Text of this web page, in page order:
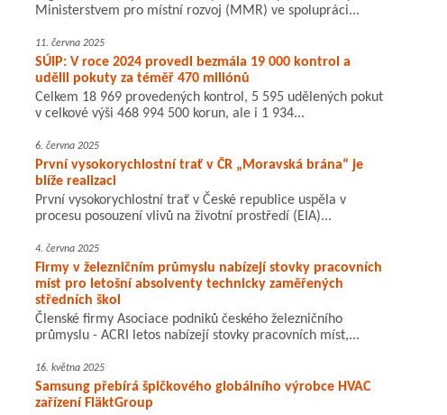
Ministerstvem pro místní rozvoj (MMR) ve spolupráci...
11. června 2025
SÚIP: V roce 2024 provedl bezmála 19 000 kontrol a
udělil pokuty za téměř 470 miliónů
Celkem 18 969 provedených kontrol, 5 595 udělených pokut
v celkové výši 468 994 500 korun, ale i 1 934...
6. června 2025
První vysokorychlostní trať v ČR „Moravská brána“ je
blíže realizaci
První vysokorychlostní trať v České republice uspěla v
procesu posouzení vlivů na životní prostředí (EIA)...
4. června 2025
Firmy v železničním průmyslu nabízejí stovky pracovních
míst pro letošní absolventy technicky zaměřených
středních škol
Členské firmy Asociace podniků českého železničního
průmyslu - ACRI letos nabízejí stovky pracovních míst,...
16. května 2025
Samsung přebírá špičkového globálního výrobce HVAC
zařízení FläktGroup